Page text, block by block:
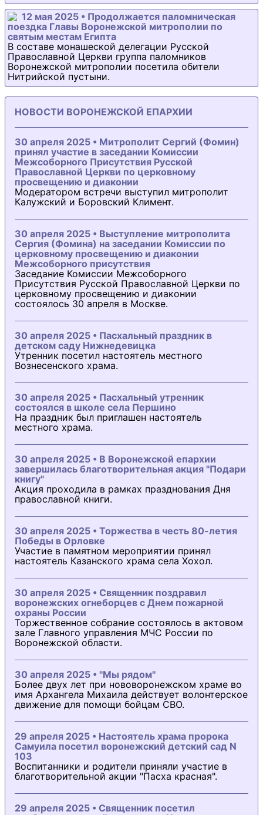
12 мая 2025 • Продолжается паломническая
поездка Главы Воронежской митрополии по
святым местам Египта
В составе монашеской делегации Русской
Православной Церкви группа паломников
Воронежской митрополии посетила обители
Нитрийской пустыни.
НОВОСТИ ВОРОНЕЖСКОЙ ЕПАРХИИ
30 апреля 2025 • Митрополит Сергий (Фомин)
принял участие в заседании Комиссии
Межсоборного Присутствия Русской
Православной Церкви по церковному
просвещению и диаконии
Модератором встречи выступил митрополит
Калужский и Боровский Климент.
30 апреля 2025 • Выступление митрополита
Сергия (Фомина) на заседании Комиссии по
церковному просвещению и диаконии
Межсоборного присутствия
Заседание Комиссии Межсоборного
Присутствия Русской Православной Церкви по
церковному просвещению и диаконии
состоялось 30 апреля в Москве.
30 апреля 2025 • Пасхальный праздник в
детском саду Нижнедевицка
Утренник посетил настоятель местного
Вознесенского храма.
30 апреля 2025 • Пасхальный утренник
состоялся в школе села Першино
На праздник был приглашен настоятель
местного храма.
30 апреля 2025 • В Воронежской епархии
завершилась благотворительная акция "Подари
книгу"
Акция проходила в рамках празднования Дня
православной книги.
30 апреля 2025 • Торжества в честь 80-летия
Победы в Орловке
Участие в памятном мероприятии принял
настоятель Казанского храма села Хохол.
30 апреля 2025 • Священник поздравил
воронежских огнеборцев с Днем пожарной
охраны России
Торжественное собрание состоялось в актовом
зале Главного управления МЧС России по
Воронежской области.
30 апреля 2025 • "Мы рядом"
Более двух лет при нововоронежском храме во
имя Архангела Михаила действует волонтерское
движение для помощи бойцам СВО.
29 апреля 2025 • Настоятель храма пророка
Самуила посетил воронежский детский сад N
103
Воспитанники и родители приняли участие в
благотворительной акции "Пасха красная".
29 апреля 2025 • Священник посетил